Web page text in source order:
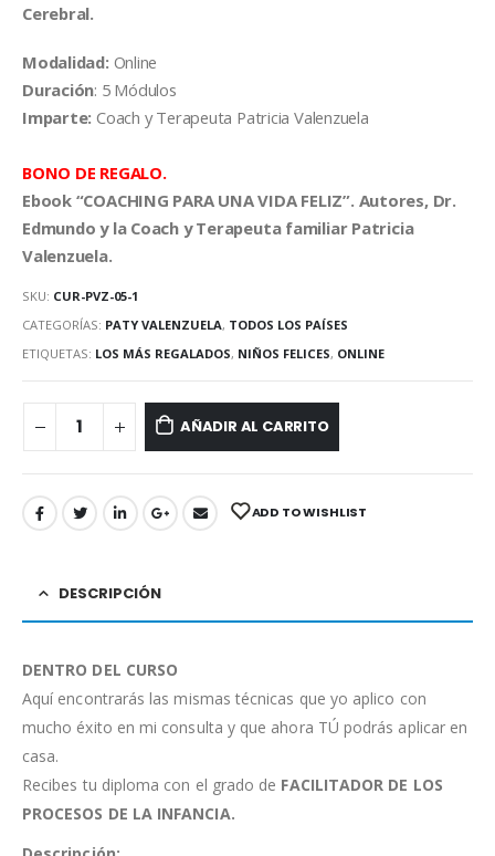
Cerebral.
Modalidad: Online
Duración: 5 Módulos
Imparte: Coach y Terapeuta Patricia Valenzuela
BONO DE REGALO.
Ebook “COACHING PARA UNA VIDA FELIZ”. Autores, Dr.
Edmundo y la Coach y Terapeuta familiar Patricia
Valenzuela.
SKU: CUR-PVZ-05-1
CATEGORÍAS: PATY VALENZUELA, TODOS LOS PAÍSES
ETIQUETAS: LOS MÁS REGALADOS, NIÑOS FELICES, ONLINE
AÑADIR AL CARRITO
ADD TO WISHLIST
DESCRIPCIÓN
DENTRO DEL CURSO
Aquí encontrarás las mismas técnicas que yo aplico con
mucho éxito en mi consulta y que ahora TÚ podrás aplicar en
casa.
Recibes tu diploma con el grado de FACILITADOR DE LOS
PROCESOS DE LA INFANCIA.